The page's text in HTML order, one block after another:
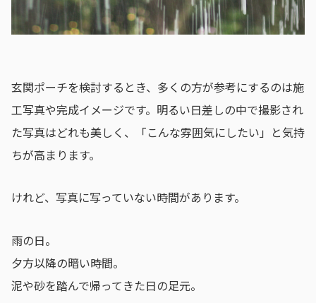
玄関ポーチを検討するとき、多くの方が参考にするのは施
工写真や完成イメージです。明るい日差しの中で撮影され
た写真はどれも美しく、「こんな雰囲気にしたい」と気持
ちが高まります。
けれど、写真に写っていない時間があります。
雨の日。
夕方以降の暗い時間。
泥や砂を踏んで帰ってきた日の足元。